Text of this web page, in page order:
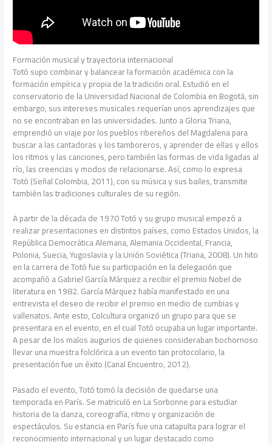
Formación musical y trayectoria internacional
Totó supo combinar y balancear la formación académica con la
formación empírica y propia de la tradición oral. Estudió en el
conservatorio de la Universidad Nacional de Colombia en Bogotá, sin
embargo, sus intereses musicales requerían unos aprendizajes que
no se encontraban en las universidades. Junto a Gloria Triana,
emprendió un viaje por los pueblos ribereños del Magdalena para
buscar a las cantadoras y los tamboreros, y aprender de ellas y ellos
los ritmos y las canciones, pero también las formas de vida ligadas al
río, las creencias y modos de relacionarse. Así, como lo expresa
Totó (Señal Colombia, 2011), con su música y sus bailes, transmite
también las tradiciones culturales de su región.
A partir de la década de 1970 Totó y su grupo musical empezó a
realizar presentaciones en distintos países, como Estados Unidos, la
República Democrática Alemana, Alemania Occidental, Francia,
Polonia, Suecia, Yugoslavia y la Unión Soviética (Triana, 2008). Un hito
en la carrera de Totó fue su participación en la delegación que
acompañó a Gabriel García Márquez a recibir el premio Nobel de
literatura en 1982. García Márquez había manifestado en una
entrevista el deseo de recibir el premio en medio de cumbias y
vallenatos. Ante esto, Colcultura organizó un grupo para que se
presentara en el evento, en el cual Totó ocupaba un lugar importante.
A pesar de los malos augurios de quienes consideraban bochornoso
llevar una muestra folclórica a un evento tan protocolario, la
presentación fue un éxito (Canal Encuentro, 2012).
Pasado el evento, Totó tomó la decisión de quedarse una
temporada en París. Se matriculó en La Sorbonne para estudiar
historia de la danza, coreografía, ritmo y organización de
espectáculos. Su estancia en París fue una catapulta para lograr el
reconocimiento internacional y un lugar destacado como